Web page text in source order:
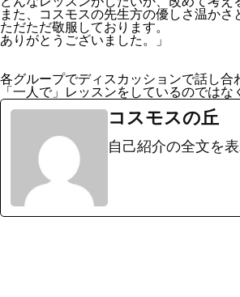
また、コスモスの先生方の優しさ温かさ
ただただ敬服しております。
ありがとうございました。」
各グループでディスカッションで話し合
「一人で」レッスンをしているのでは
コスモスの丘
自己紹介の全文を